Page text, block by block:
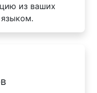
из ваших